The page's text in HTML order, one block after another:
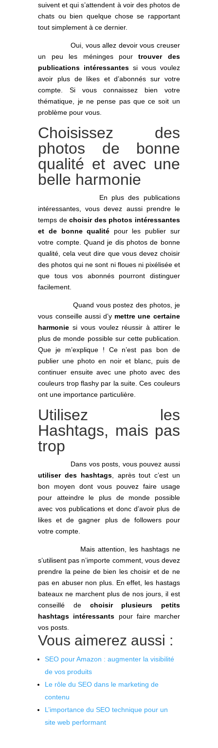
suivent et qui s’attendent à voir des photos de
chats ou bien quelque chose se rapportant
tout simplement à ce dernier.
Oui, vous allez devoir vous creuser
un peu les méninges pourtrouver des
publications intéressantes si vous voulez
avoir plus de likes et d’abonnés sur votre
compte. Si vous connaissez bien votre
thématique, je ne pense pas que ce soit un
problème pour vous.
Choisissez des
photos de bonne
qualité et avec une
belle harmonie
En plus des publications
intéressantes, vous devez aussi prendre le
temps dechoisir des photos intéressantes
et de bonne qualité pour les publier sur
votre compte. Quand je dis photos de bonne
qualité, cela veut dire que vous devez choisir
des photos qui ne sont ni floues ni pixélisée et
que tous vos abonnés pourront distinguer
facilement.
Quand vous postez des photos, je
vous conseille aussi d’y mettre une certaine
harmonie si vous voulez réussir à attirer le
plus de monde possible sur cette publication.
Que je m’explique ! Ce n’est pas bon de
publier une photo en noir et blanc, puis de
continuer ensuite avec une photo avec des
couleurs trop flashy par la suite. Ces couleurs
ont une importance particulière.
Utilisez les
Hashtags, mais pas
trop
Dans vos posts, vous pouvez aussi
utiliser des hashtags, après tout c’est un
bon moyen dont vous pouvez faire usage
pour atteindre le plus de monde possible
avec vos publications et donc d’avoir plus de
likes et de gagner plus de followers pour
votre compte.
Mais attention, les hashtags ne
s’utilisent pas n’importe comment, vous devez
prendre la peine de bien les choisir et de ne
pas en abuser non plus. En effet, les hastags
bateaux ne marchent plus de nos jours, il est
conseillé de choisir plusieurs petits
hashtags intéressants pour faire marcher
vos posts.
Vous aimerez aussi :
SEO pour Amazon : augmenter la visibilité
de vos produits
Le rôle du SEO dans le marketing de
contenu
L’importance du SEO technique pour un
site web performant